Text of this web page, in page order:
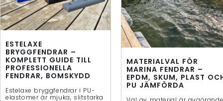
ESTELAXE
BRYGGFENDRAR –
KOMPLETT GUIDE TILL
PROFESSIONELLA
FENDRAR, BOMSKYDD
Estelaxe bryggfendrar i PU-
elastomer är mjuka, slitstarka
MATERIALVAL FÖR
MARINA FENDRAR –
EPDM, SKUM, PLAST
PU JÄMFÖRDA